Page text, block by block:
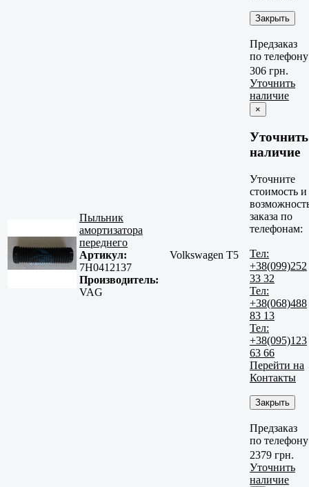
Закрыть
Предзаказ
по телефону
Пыльник
амортизатора
переднего
Артикул:
7H0412137
Производитель:
VAG
Volkswagen T5
306 грн.
Уточнить
наличие
×
Уточнить
наличие
Уточните
стоимость и
заказа по
телефонам:
Тел:
+38(099)252
33 32
Тел:
+38(068)488
83 13
Тел:
+38(095)123
63 66
Перейти на
Контакты
Закрыть
Предзаказ
по телефону
2379 грн.
Уточнить
наличие